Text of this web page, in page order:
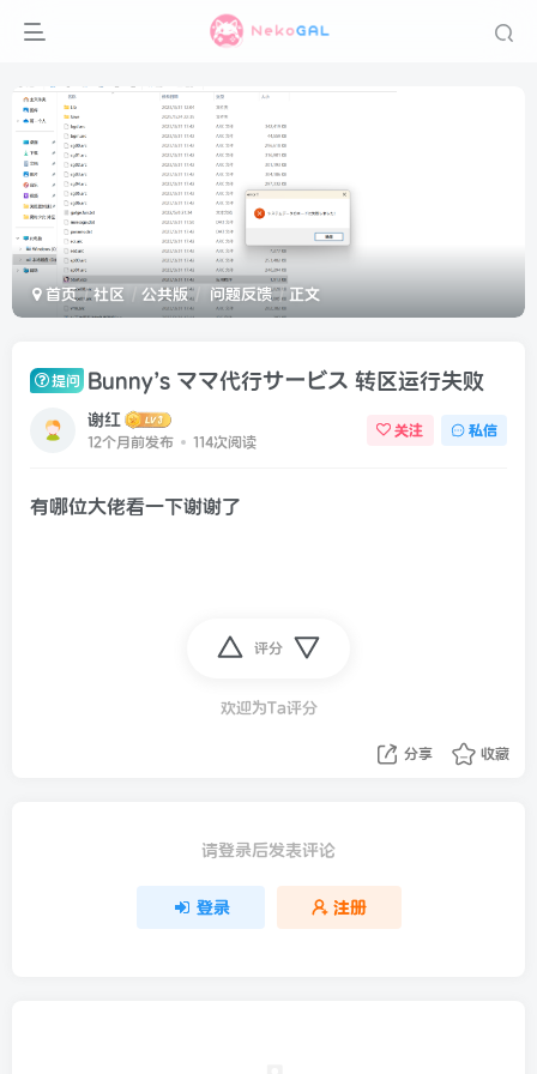
首页 社区 公共版 问题反馈 正文
提问 Bunny’s ママ代行サービス 转区运行失败
谢红
12个月前发布 114次阅读
关注 私信
有哪位大佬看一下谢谢了
评分
欢迎为Ta评分
分享 收藏
请登录后发表评论
登录 注册